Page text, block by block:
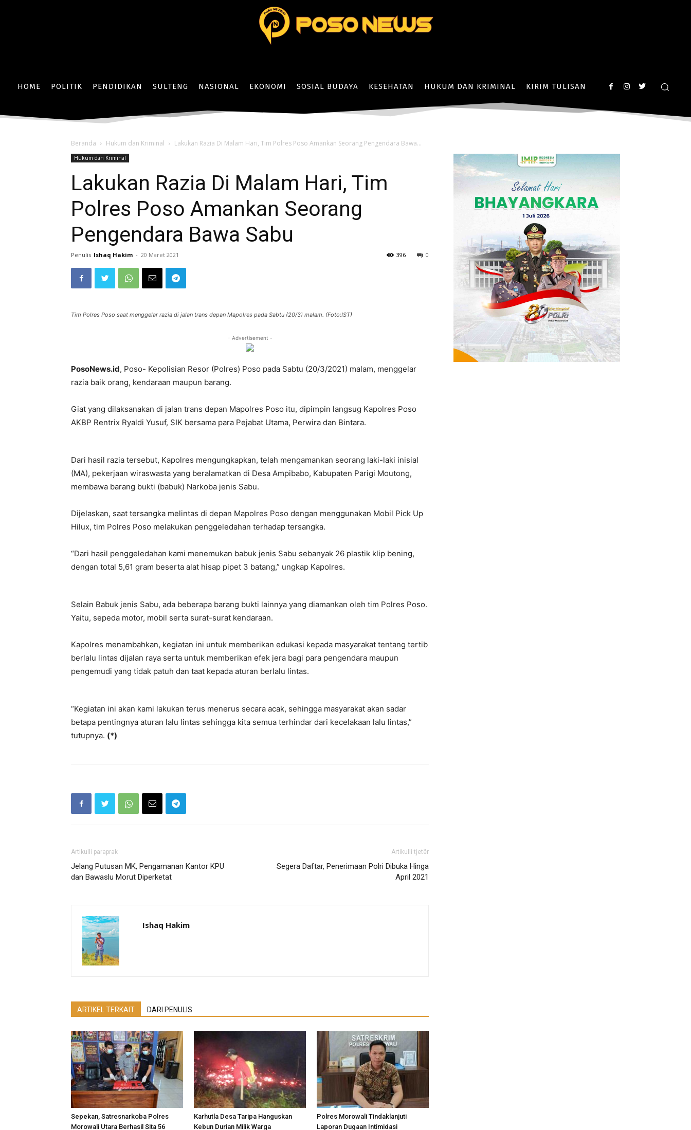
HOME POLITIK PENDIDIKAN SULTENG NASIONAL EKONOMI SOSIAL BUDAYA KESEHATAN HUKUM DAN KRIMINAL KIRIM TULISAN
Beranda Hukum dan Kriminal Lakukan Razia Di Malam Hari, Tim Polres Poso Amankan Seorang Pengendara Bawa...
Hukum dan Kriminal
Lakukan Razia Di Malam Hari, Tim
Polres Poso Amankan Seorang
Pengendara Bawa Sabu
Penulis Ishaq Hakim - 20 Maret 2021 0
396
Tim Polres Poso saat menggelar razia di jalan trans depan Mapolres pada Sabtu (20/3) malam. (Foto:IST)
- Advertisement -
PosoNews.id, Poso- Kepolisian Resor (Polres) Poso pada Sabtu (20/3/2021) malam, menggelar
razia baik orang, kendaraan maupun barang.
Giat yang dilaksanakan di jalan trans depan Mapolres Poso itu, dipimpin langsug Kapolres Poso
AKBP Rentrix Ryaldi Yusuf, SIK bersama para Pejabat Utama, Perwira dan Bintara.
Dari hasil razia tersebut, Kapolres mengungkapkan, telah mengamankan seorang laki-laki inisial
(MA), pekerjaan wiraswasta yang beralamatkan di Desa Ampibabo, Kabupaten Parigi Moutong,
membawa barang bukti (babuk) Narkoba jenis Sabu.
Dijelaskan, saat tersangka melintas di depan Mapolres Poso dengan menggunakan Mobil Pick Up
Hilux, tim Polres Poso melakukan penggeledahan terhadap tersangka.
“Dari hasil penggeledahan kami menemukan babuk jenis Sabu sebanyak 26 plastik klip bening,
dengan total 5,61 gram beserta alat hisap pipet 3 batang,” ungkap Kapolres.
Selain Babuk jenis Sabu, ada beberapa barang bukti lainnya yang diamankan oleh tim Polres Poso.
Yaitu, sepeda motor, mobil serta surat-surat kendaraan.
Kapolres menambahkan, kegiatan ini untuk memberikan edukasi kepada masyarakat tentang tertib
berlalu lintas dijalan raya serta untuk memberikan efek jera bagi para pengendara maupun
pengemudi yang tidak patuh dan taat kepada aturan berlalu lintas.
“Kegiatan ini akan kami lakukan terus menerus secara acak, sehingga masyarakat akan sadar
betapa pentingnya aturan lalu lintas sehingga kita semua terhindar dari kecelakaan lalu lintas,”
tutupnya. (*)
Artikulli paraprak
Jelang Putusan MK, Pengamanan Kantor KPU
dan Bawaslu Morut Diperketat
Artikulli tjetër
Segera Daftar, Penerimaan Polri Dibuka Hinga
April 2021
Ishaq Hakim
ARTIKEL TERKAIT DARI PENULIS
Sepekan, Satresnarkoba Polres
Morowali Utara Berhasil Sita 56
Karhutla Desa Taripa Hanguskan
Kebun Durian Milik Warga
Polres Morowali Tindaklanjuti
Laporan Dugaan Intimidasi